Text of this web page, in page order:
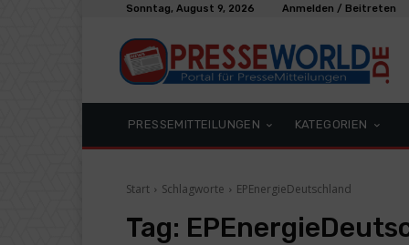
Sonntag, August 9, 2026 Anmelden / Beitreten
PRESSEMITTEILUNGEN KATEGORIEN
Start Schlagworte EPEnergieDeutschland
Tag: